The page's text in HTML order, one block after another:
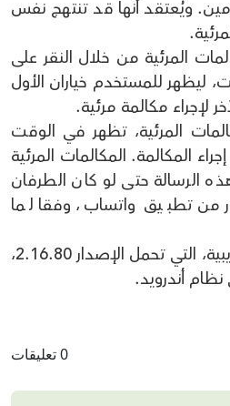
ويُعتقد أنها قد تنتهج نفس
المرئية من خلال النقر على
ليظهر للمستخدم خياران الأول
لإجراء مكالمة مرئية.
المرئية، تظهر في الوقت
المكالمة. المكالمات المرئية
الرسالة حتى لو كان الطرفان
من تطبيق واتساب، وفقا لما
ويمكن تنزيل النسخة التجريبية، التي تحمل الإصدار 2.16.80،
أندرويد.
0 تعليقات